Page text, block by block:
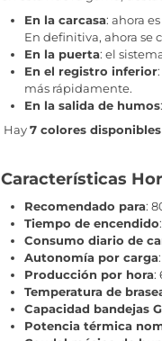
En la carcasa: ahora
En definitiva, ahora se
En la puerta: el
En el registro inferior
más rápidamente.
En la salida de humos
Hay7 colores disponibles
Características
Recomendado para:
Tiempo de encendido
Consumo diario de
Autonomía por carga
Producción por hora:
Temperatura de
Capacidad bandejas
Potencia térmica